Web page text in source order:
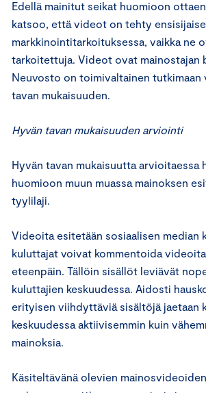
Edellä mainitut seikat huomioon
katsoo, että videot on tehty
markkinointitarkoituksessa, vaikka ne
tarkoitettuja. Videot ovat mainostajan
Neuvosto on toimivaltainen tutkimaan
tavan mukaisuuden.
Hyvän tavan mukaisuuden arviointi
Hyvän tavan mukaisuutta arvioitaessa
huomioon muun muassa mainoksen
tyylilaji.
Videoita esitetään sosiaalisen median
kuluttajat voivat kommentoida
eteenpäin. Tällöin sisällöt leviävät
kuluttajien keskuudessa. Aidosti
erityisen viihdyttäviä sisältöjä jaetaan
keskuudessa aktiivisemmin kuin
mainoksia.
Käsiteltävänä olevien